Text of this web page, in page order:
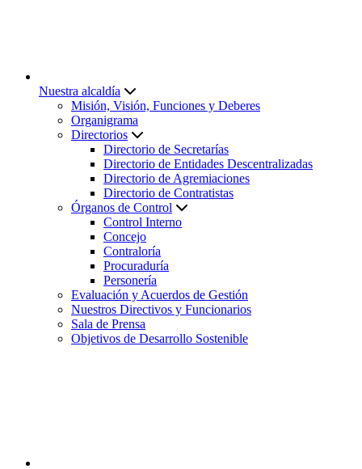
Nuestra alcaldía
Misión, Visión, Funciones y Deberes
Organigrama
Directorios
Directorio de Secretarías
Directorio de Entidades Descentralizadas
Directorio de Agremiaciones
Directorio de Contratistas
Órganos de Control
Control Interno
Concejo
Contraloría
Procuraduría
Personería
Evaluación y Acuerdos de Gestión
Nuestros Directivos y Funcionarios
Sala de Prensa
Objetivos de Desarrollo Sostenible